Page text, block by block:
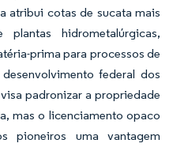
atribui cotas de sucata mais
hidrometalúrgicas,
prima para processos de
federal dos
padronizar a propriedade
mas o licenciamento opaco
pioneiros uma vantagem